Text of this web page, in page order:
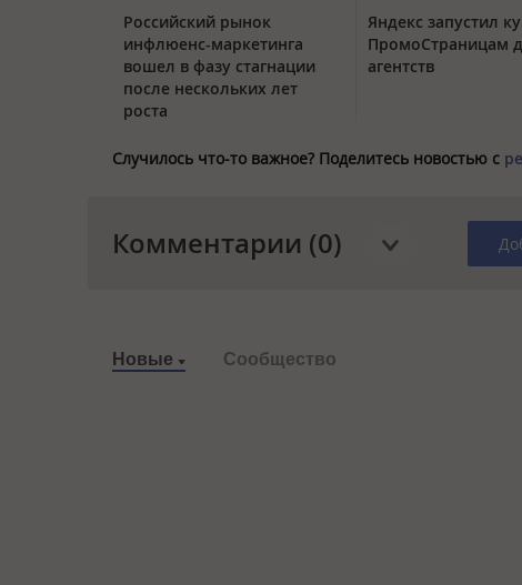
Российский рынок
инфлюенс-маркетинга
вошел в фазу стагнации
после нескольких лет
роста
Яндекс запустил
ПромоСтраницам
агентств
Случилось что-то важное? Поделитесь новостью с
Комментарии (0)
Новые Сообщество